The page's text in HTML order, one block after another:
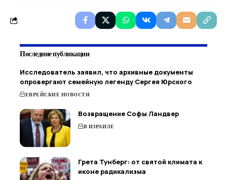
Последние публикации
Исследователь заявил, что архивные документы
опровергают семейную легенду Сергея Юрского
ЕВРЕЙСКИЕ НОВОСТИ
Возвращение Софы Ландвер
В ИЗРАИЛЕ
Грета Тунберг: от святой климата к
иконе радикализма